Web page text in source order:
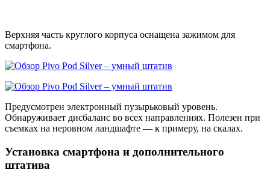
Верхняя часть круглого корпуса оснащена зажимом для
смартфона.
Предусмотрен электронный пузырьковый уровень.
Обнаруживает дисбаланс во всех направлениях. Полезен при
съемках на неровном ландшафте — к примеру, на скалах.
Установка смартфона и дополнительного
штатива